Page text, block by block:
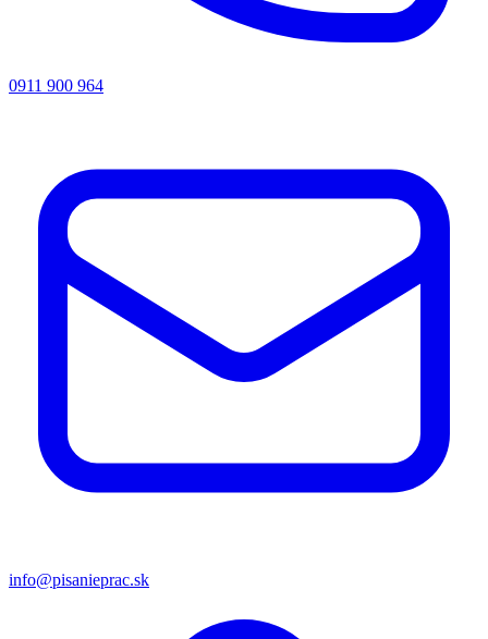
0911 900 964
info@pisanieprac.sk